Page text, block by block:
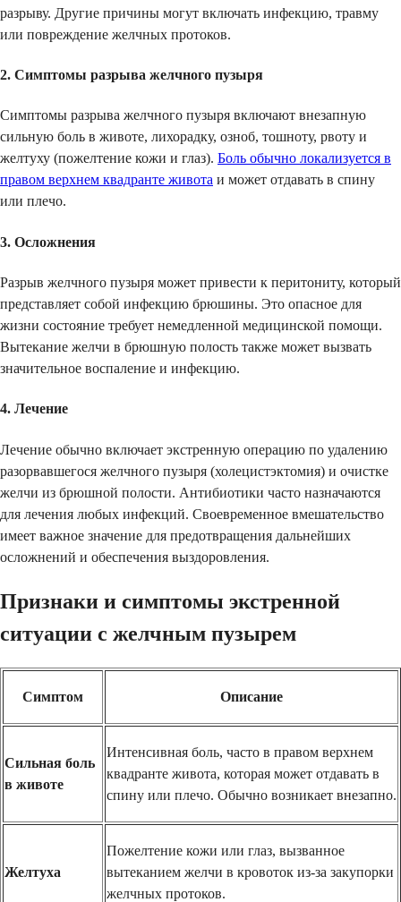
разрыву. Другие причины могут включать инфекцию, травму
или повреждение желчных протоков.
2. Симптомы разрыва желчного пузыря
Симптомы разрыва желчного пузыря включают внезапную
сильную боль в животе, лихорадку, озноб, тошноту, рвоту и
желтуху (пожелтение кожи и глаз). Боль обычно локализуется в
правом верхнем квадранте живота и может отдавать в спину
или плечо.
3. Осложнения
Разрыв желчного пузыря может привести к перитониту, который
представляет собой инфекцию брюшины. Это опасное для
жизни состояние требует немедленной медицинской помощи.
Вытекание желчи в брюшную полость также может вызвать
значительное воспаление и инфекцию.
4. Лечение
Лечение обычно включает экстренную операцию по удалению
разорвавшегося желчного пузыря (холецистэктомия) и очистке
желчи из брюшной полости. Антибиотики часто назначаются
для лечения любых инфекций. Своевременное вмешательство
имеет важное значение для предотвращения дальнейших
осложнений и обеспечения выздоровления.
Признаки и симптомы экстренной
ситуации с желчным пузырем
Симптом Описание
Сильная боль
в животе
Интенсивная боль, часто в правом верхнем
квадранте живота, которая может отдавать в
спину или плечо. Обычно возникает внезапно.
Желтуха
Пожелтение кожи или глаз, вызванное
вытеканием желчи в кровоток из-за закупорки
желчных протоков.